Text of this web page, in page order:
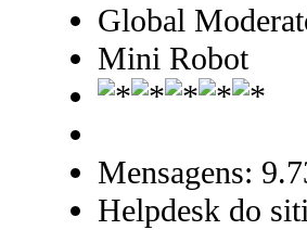
Global
Mini Robot
Mensagens:
Helpdesk do